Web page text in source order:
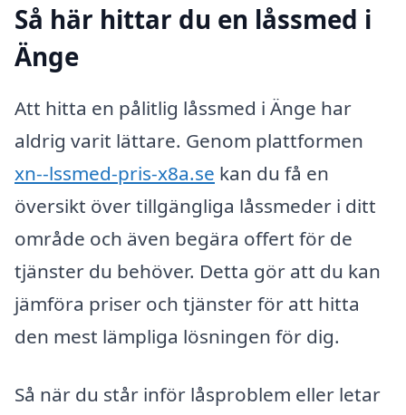
Så här hittar du en låssmed i
Änge
Att hitta en pålitlig låssmed i Änge har
aldrig varit lättare. Genom plattformen
xn--lssmed-pris-x8a.se kan du få en
översikt över tillgängliga låssmeder i ditt
område och även begära offert för de
tjänster du behöver. Detta gör att du kan
jämföra priser och tjänster för att hitta
den mest lämpliga lösningen för dig.
Så när du står inför låsproblem eller letar